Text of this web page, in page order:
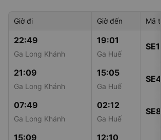
Giờ đi Giờ đến Mã
22:49
Ga Long Khánh
19:01
Ga Huế
SE12
21:09
Ga Long Khánh
15:05
Ga Huế
SE4
07:49
Ga Long Khánh
02:12
Ga Huế
SE8
15:09 12:10